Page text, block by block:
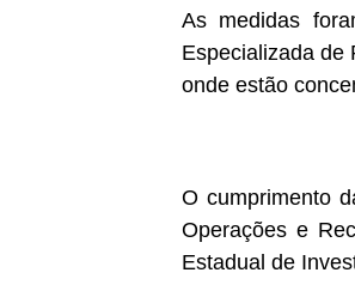
As medidas
Especializada de
onde estão
O cumprimento
Operações e
Estadual de